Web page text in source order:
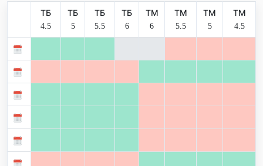
ТБ
4.5
ТБ
5
ТБ
5.5
ТБ
6
ТМ
6
ТМ
5.5
ТМ
5
ТМ
4.5